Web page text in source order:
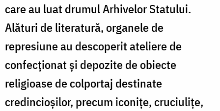
care au luat drumul Arhivelor Statului.
Alături de literatură, organele de
represiune au descoperit ateliere de
confecționat și depozite de obiecte
religioase de colportaj destinate
credincioșilor, precum iconițe, cruciulițe,